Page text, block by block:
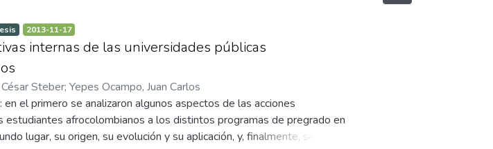
2013-11-17
internas de las universidades públicas
Steber; Yepes Ocampo, Juan Carlos
el primero se analizaron algunos aspectos de las acciones
afrocolombianos a los distintos programas de pregrado en
lugar, su origen, su evolución y su aplicación, y, finalmente, se hace